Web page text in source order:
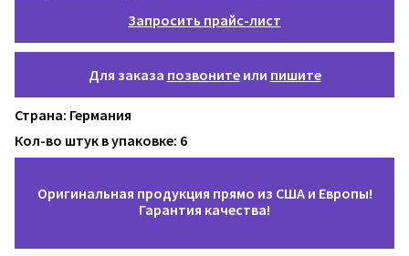
Запросить прайс-лист
Для заказа позвонитеили пишите
Страна: Германия
Кол-во штук в упаковке: 6
Оригинальная продукция прямо из США и Европы!
Гарантия качества!